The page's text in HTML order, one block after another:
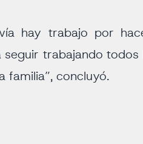
hay trabajo por
seguir trabajando
familia”, concluyó.